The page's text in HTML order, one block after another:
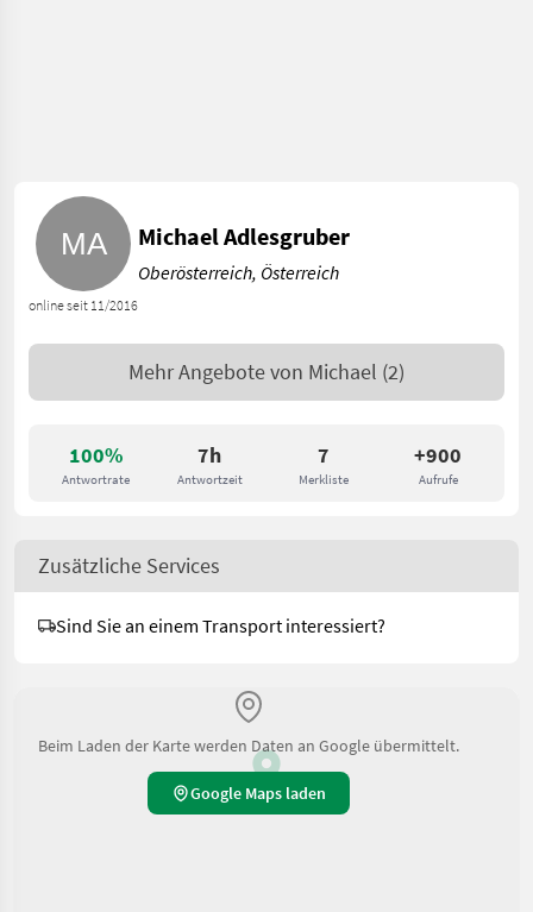
100%
Antwortrate
7h
Antwortzeit
7
Merkliste
+900
Aufrufe
online seit 11/2016
Michael Adlesgruber
Oberösterreich, Österreich
Mehr Angebote von Michael (2)
Zusätzliche Services
Sind Sie an einem Transport interessiert?
Beim Laden der Karte werden Daten an Google übermittelt.
Google Maps laden